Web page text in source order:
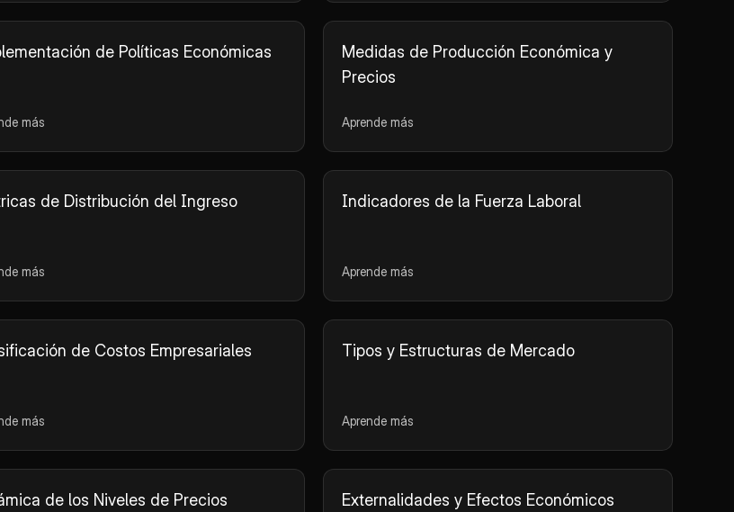
de Políticas Económicas
más
Medidas de Producción Económica y
Precios
Aprende más
de Distribución del Ingreso
más
Indicadores de la Fuerza Laboral
Aprende más
de Costos Empresariales
más
Tipos y Estructuras de Mercado
Aprende más
de los Niveles de Precios Externalidades y Efectos Económicos